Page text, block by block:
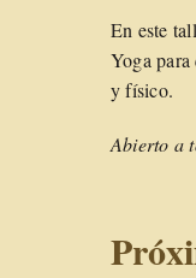
En este
Yoga
y físico.
Abierto a